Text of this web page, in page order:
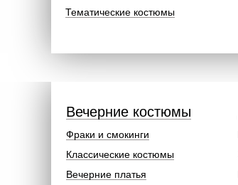
Тематические костюмы
Фраки и смокинги
Классические костюмы
Вечерние платья
Вечерние костюмы